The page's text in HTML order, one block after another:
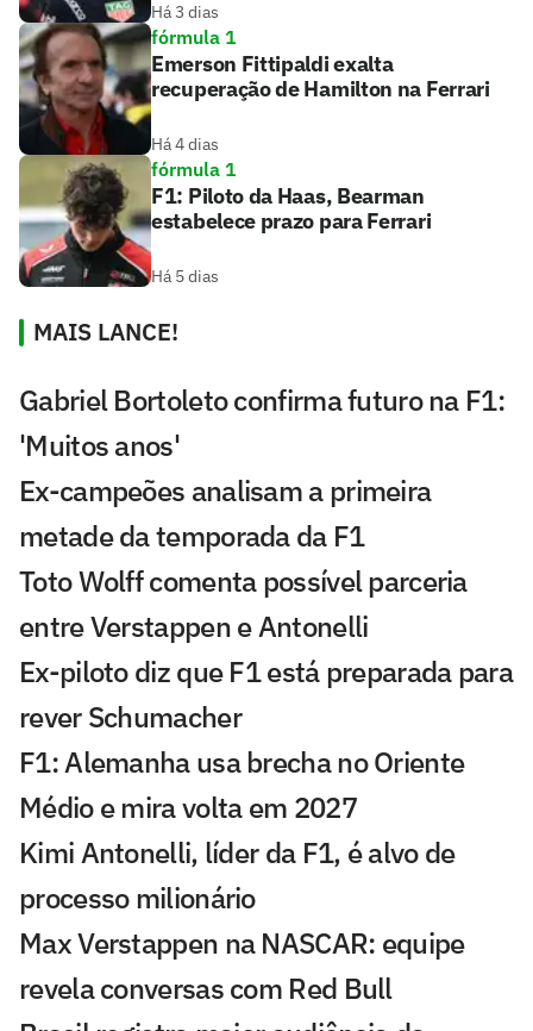
Há 3 dias
fórmula 1
Emerson Fittipaldi exalta
recuperação de Hamilton na Ferrari
Há 4 dias
fórmula 1
F1: Piloto da Haas, Bearman
estabelece prazo para Ferrari
Há 5 dias
MAIS LANCE!
Gabriel Bortoleto confirma futuro na F1:
'Muitos anos'
Ex-campeões analisam a primeira
metade da temporada da F1
Toto Wolff comenta possível parceria
entre Verstappen e Antonelli
Ex-piloto diz que F1 está preparada para
rever Schumacher
F1: Alemanha usa brecha no Oriente
Médio e mira volta em 2027
Kimi Antonelli, líder da F1, é alvo de
processo milionário
Max Verstappen na NASCAR: equipe
revela conversas com Red Bull